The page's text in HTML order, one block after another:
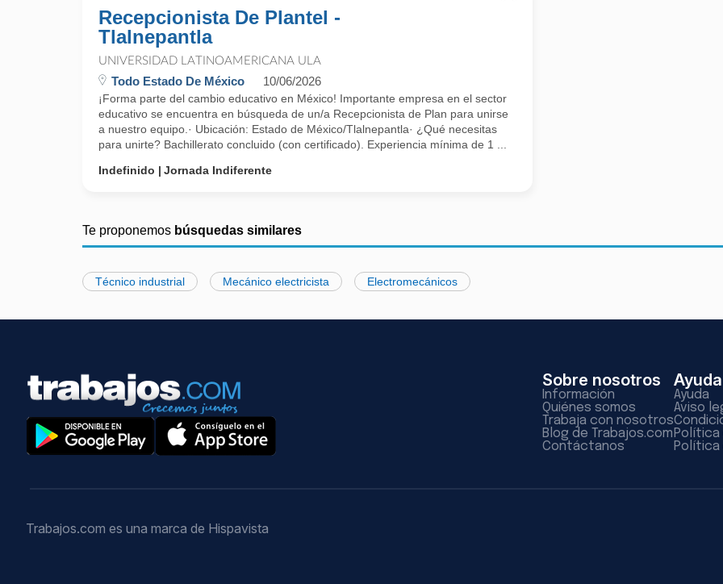
Recepcionista De Plantel -
Tlalnepantla
UNIVERSIDAD LATINOAMERICANA ULA
Todo Estado De México 10/06/2026
¡Forma parte del cambio educativo en México! Importante empresa en el sector
educativo se encuentra en búsqueda de un/a Recepcionista de Plan para unirse
a nuestro equipo.· Ubicación: Estado de México/Tlalnepantla· ¿Qué necesitas
para unirte? Bachillerato concluido (con certificado). Experiencia mínima de 1 ...
Indefinido
Jornada Indiferente
Te proponemos búsquedas similares
Técnico industrial Mecánico electricista Electromecánicos
Sobre nosotros
Información
Quiénes somos
Trabaja con nosotros
Blog de Trabajos.com
Contáctanos
Ayuda
Ayuda
Aviso
Política
Trabajos.com es una marca de Hispavista